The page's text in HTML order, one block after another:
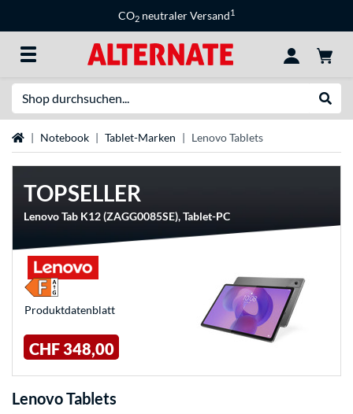
CO2 neutraler Versand1
StartseiteNotebook Tablet-Marken Lenovo Tablets
TOPSELLER
Lenovo Tab K12 (ZAGG0085SE), Tablet-PC
Produkt­datenblatt
CHF 348,00
Lenovo Tablets